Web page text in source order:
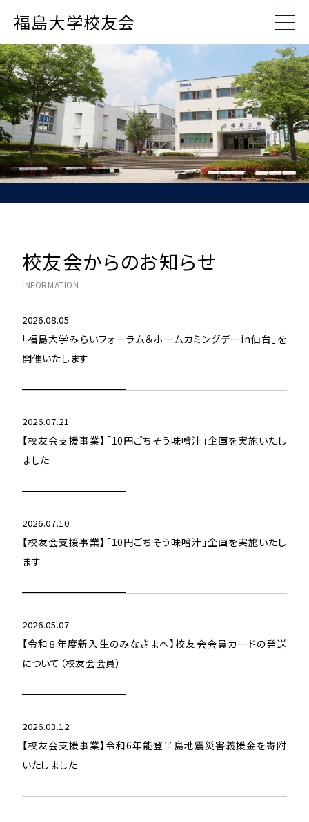
福島大学校友会
校友会からのお知らせ
INFORMATION
2026.08.05
「福島大学みらいフォーラム＆ホームカミングデーin仙台」を
開催いたします
2026.07.21
【校友会支援事業】「10円ごちそう味噌汁」企画を実施いたし
ました
2026.07.10
【校友会支援事業】「10円ごちそう味噌汁」企画を実施いたし
ます
2026.05.07
【令和８年度新入生のみなさまへ】校友会会員カードの発送
について（校友会会員）
2026.03.12
【校友会支援事業】令和6年能登半島地震災害義援金を寄附
いたしました